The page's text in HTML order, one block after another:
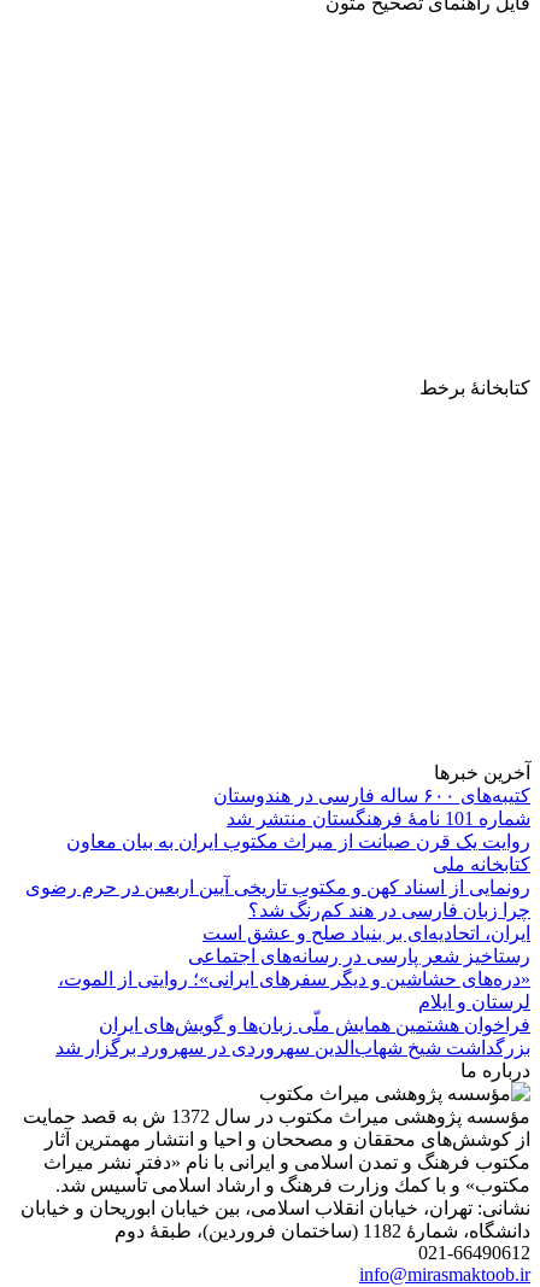
کتابخانۀ برخط
آخرین خبرها
کتیبه‌های ۶۰۰ ساله فارسی در هندوستان
شماره 101 نامۀ فرهنگستان منتشر شد
روایت یک قرن صیانت از میراث مکتوب ایران به بیان معاون
کتابخانه ملی
رونمایی از اسناد کهن و مکتوب تاریخی آیین اربعین در حرم رضوی
چرا زبان فارسی در هند کم‌رنگ شد؟
ایران، اتحادیه‌ای بر بنیاد صلح و عشق است
رستاخیز شعر پارسی در رسانه‌های اجتماعی
«دره‌های حشاشین و دیگر سفرهای ایرانی»؛ روایتی از الموت،
لرستان و ایلام
فراخوان هشتمین همایش ملّی زبان‌ها و گویش‌های ایران
بزرگداشت شیخ شهاب‌الدین سهروردی در سهرورد برگزار شد
درباره ما
مؤسسه پژوهشی میراث مكتوب در سال 1372 ش به قصد حمایت
از كوشش‌های محققان و مصححان و احیا و انتشار مهمترین آثار
مكتوب فرهنگ و تمدن اسلامی و ایرانی با نام «دفتر نشر میراث
مكتوب» و با كمك وزارت فرهنگ و ارشاد اسلامی تأسیس شد.
نشانی: تهران، خیابان انقلاب اسلامی، بین خیابان ابوریحان و خیابان
دانشگاه، شمارۀ 1182 (ساختمان فروردین)، طبقۀ دوم
021-66490612
info@mirasmaktoob.ir